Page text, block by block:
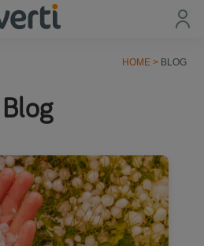
HOME> BLOG
Blog